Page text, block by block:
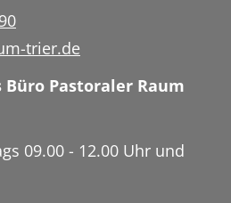
trier.de
Pastoraler Raum
09.00 - 12.00 Uhr und